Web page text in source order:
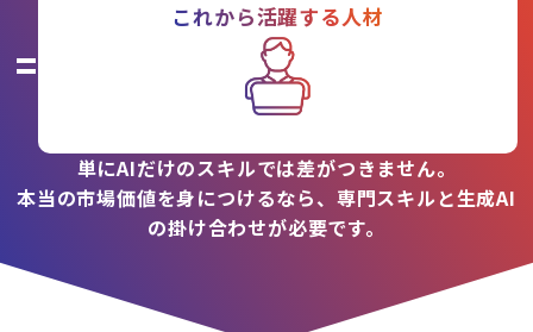
=
これから活躍する人材
単にAIだけのスキルでは差がつきません。
本当の市場価値を身につけるなら、専門スキルと生成AI
の掛け合わせが必要です。